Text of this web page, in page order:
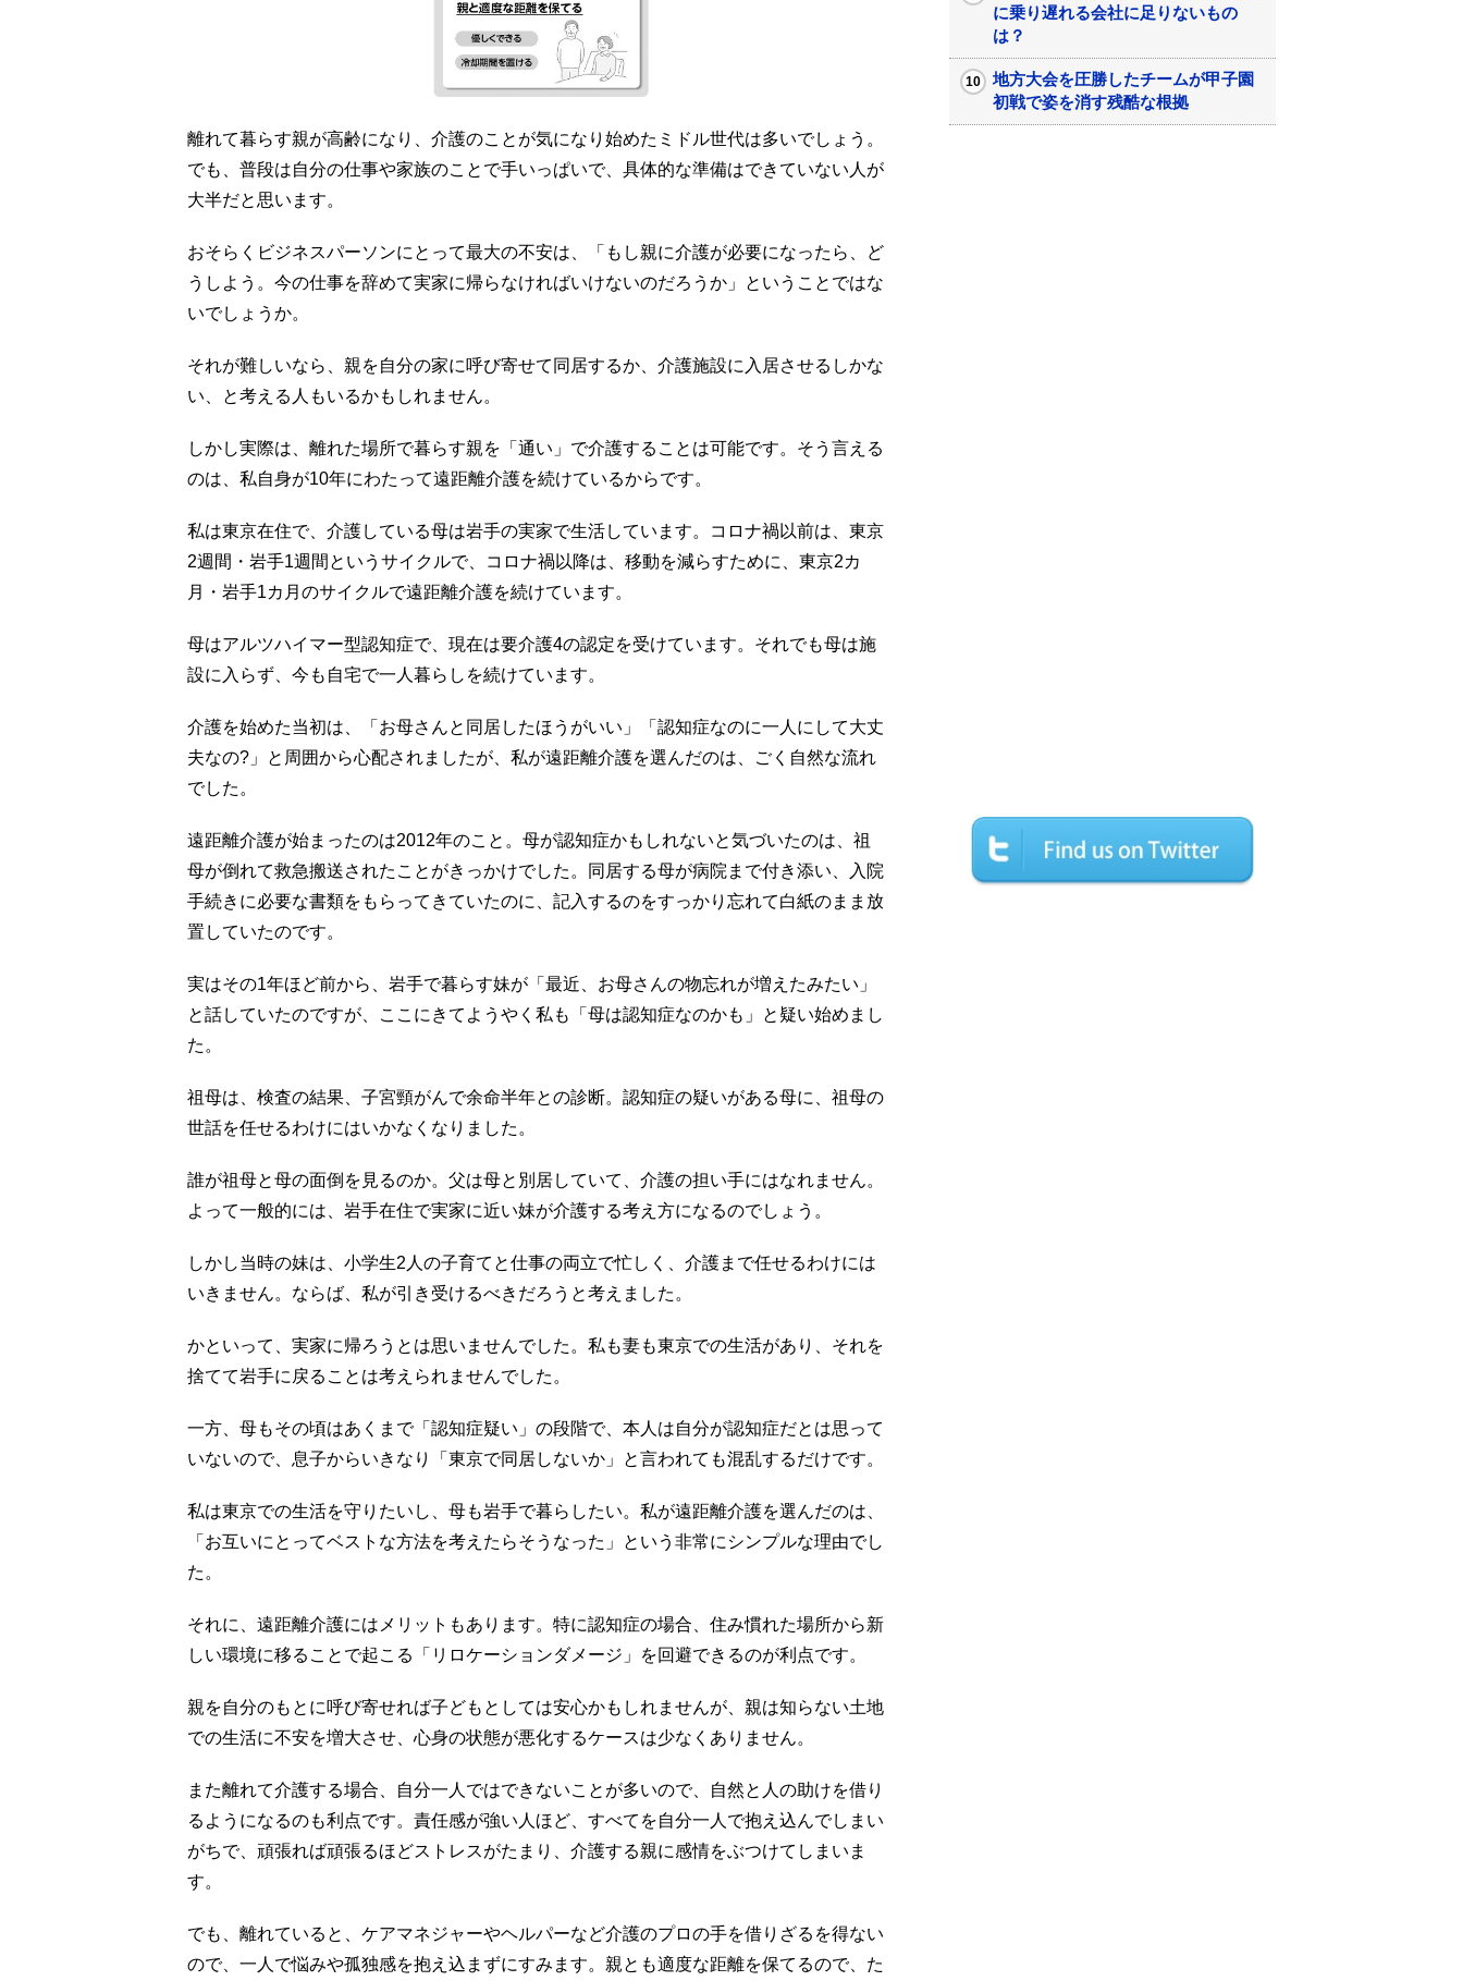
離れて暮らす親が高齢になり、介護のことが気になり始めたミドル世代は多いでしょう。
でも、普段は自分の仕事や家族のことで手いっぱいで、具体的な準備はできていない人が
大半だと思います。
おそらくビジネスパーソンにとって最大の不安は、「もし親に介護が必要になったら、ど
うしよう。今の仕事を辞めて実家に帰らなければいけないのだろうか」ということではな
いでしょうか。
それが難しいなら、親を自分の家に呼び寄せて同居するか、介護施設に入居させるしかな
い、と考える人もいるかもしれません。
しかし実際は、離れた場所で暮らす親を「通い」で介護することは可能です。そう言える
のは、私自身が10年にわたって遠距離介護を続けているからです。
私は東京在住で、介護している母は岩手の実家で生活しています。コロナ禍以前は、東京
2週間・岩手1週間というサイクルで、コロナ禍以降は、移動を減らすために、東京2カ
月・岩手1カ月のサイクルで遠距離介護を続けています。
母はアルツハイマー型認知症で、現在は要介護4の認定を受けています。それでも母は施
設に入らず、今も自宅で一人暮らしを続けています。
介護を始めた当初は、「お母さんと同居したほうがいい」「認知症なのに一人にして大丈
夫なの?」と周囲から心配されましたが、私が遠距離介護を選んだのは、ごく自然な流れ
でした。
遠距離介護が始まったのは2012年のこと。母が認知症かもしれないと気づいたのは、祖
母が倒れて救急搬送されたことがきっかけでした。同居する母が病院まで付き添い、入院
手続きに必要な書類をもらってきていたのに、記入するのをすっかり忘れて白紙のまま放
置していたのです。
実はその1年ほど前から、岩手で暮らす妹が「最近、お母さんの物忘れが増えたみたい」
と話していたのですが、ここにきてようやく私も「母は認知症なのかも」と疑い始めまし
た。
祖母は、検査の結果、子宮頸がんで余命半年との診断。認知症の疑いがある母に、祖母の
世話を任せるわけにはいかなくなりました。
誰が祖母と母の面倒を見るのか。父は母と別居していて、介護の担い手にはなれません。
よって一般的には、岩手在住で実家に近い妹が介護する考え方になるのでしょう。
しかし当時の妹は、小学生2人の子育てと仕事の両立で忙しく、介護まで任せるわけには
いきません。ならば、私が引き受けるべきだろうと考えました。
かといって、実家に帰ろうとは思いませんでした。私も妻も東京での生活があり、それを
捨てて岩手に戻ることは考えられませんでした。
一方、母もその頃はあくまで「認知症疑い」の段階で、本人は自分が認知症だとは思って
いないので、息子からいきなり「東京で同居しないか」と言われても混乱するだけです。
私は東京での生活を守りたいし、母も岩手で暮らしたい。私が遠距離介護を選んだのは、
「お互いにとってベストな方法を考えたらそうなった」という非常にシンプルな理由でし
た。
それに、遠距離介護にはメリットもあります。特に認知症の場合、住み慣れた場所から新
しい環境に移ることで起こる「リロケーションダメージ」を回避できるのが利点です。
親を自分のもとに呼び寄せれば子どもとしては安心かもしれませんが、親は知らない土地
での生活に不安を増大させ、心身の状態が悪化するケースは少なくありません。
また離れて介護する場合、自分一人ではできないことが多いので、自然と人の助けを借り
るようになるのも利点です。責任感が強い人ほど、すべてを自分一人で抱え込んでしまい
がちで、頑張れば頑張るほどストレスがたまり、介護する親に感情をぶつけてしまいま
す。
でも、離れていると、ケアマネジャーやヘルパーなど介護のプロの手を借りざるを得ない
ので、一人で悩みや孤独感を抱え込まずにすみます。親とも適度な距離を保てるので、た
に乗り遅れる会社に足りないもの
は？
地方大会を圧勝したチームが甲子園
初戦で姿を消す残酷な根拠